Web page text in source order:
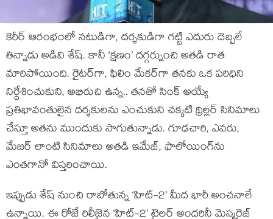
కెరీర్ ఆరంభంలో నటుడిగా, దర్శకుడిగా గట్టి ఎదురు దెబ్బలే
తిన్నాడు అడివి శేష్. కానీ ‘క్షణం’ దగ్గర్నుంచి అతడి రాత
మారిపోయింది. రైటర్‌గా, ఫిలిం మేకర్‌గా తనకు ఒక పరిధిని
నిర్దేశించుకుని, అభిరుచి ఉన్న.. తనతో సింక్ అయ్యే
ప్రతిభావంతులైన దర్శకులను ఎంచుకుని చక్కటి థ్రిల్లర్ సినిమాలు
చేస్తూ అతను ముందుకు సాగుతున్నాడు. గూఢచారి, ఎవరు,
మేజర్ లాంటి సినిమాలు అతడి ఇమేజ్‌, ఫాలోయింగ్‌ను
ఎంతగానో విస్తరించాయి.
ఇప్పుడు శేష్ నుంచి రాబోతున్న ‘హిట్-2’ మీద భారీ అంచనాలే
ఉన్నాయి. ఈ రోజే రిలీజైన ‘హిట్-2’ ట్రైలర్ అందరినీ మెస్మరైజ్